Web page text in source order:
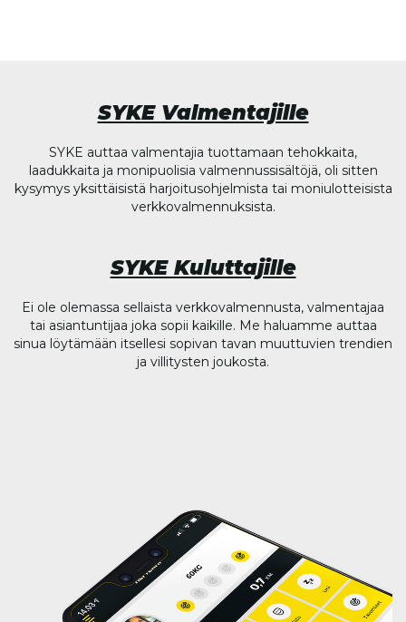
SYKE Valmentajille
SYKE auttaa valmentajia tuottamaan tehokkaita,
laadukkaita ja monipuolisia valmennussisältöjä, oli sitten
kysymys yksittäisistä harjoitusohjelmista tai moniulotteisista
verkkovalmennuksista.
SYKE Kuluttajille
Ei ole olemassa sellaista verkkovalmennusta, valmentajaa
tai asiantuntijaa joka sopii kaikille. Me haluamme auttaa
sinua löytämään itsellesi sopivan tavan muuttuvien trendien
ja villitysten joukosta.